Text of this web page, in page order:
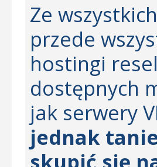
Ze
przede
hostingi
dostępnych
jak serwery
jednak
skupić się